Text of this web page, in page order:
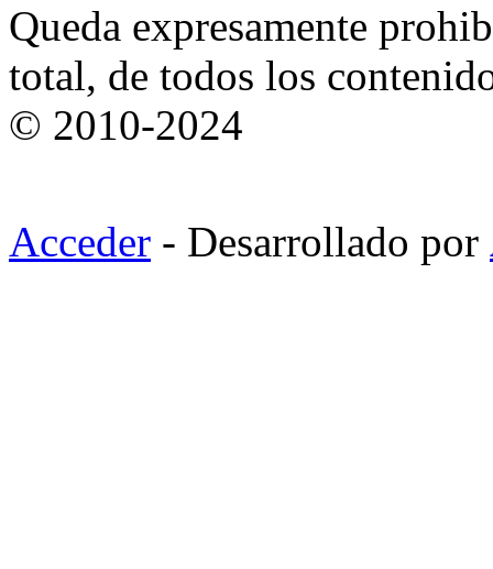
Queda expresamente
total, de todos los
© 2010-2024
Acceder - Desarrollado por